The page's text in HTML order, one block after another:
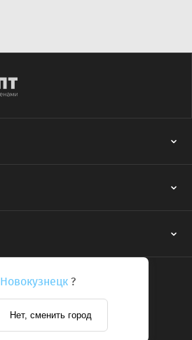
Новокузнецк ?
Нет, сменить город